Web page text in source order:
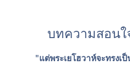
บทความสอนใ
"แต่พระเยโฮวาห์จะทรง